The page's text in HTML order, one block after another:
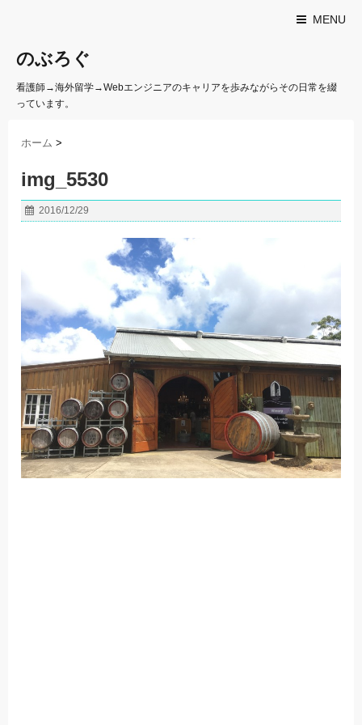
MENU
のぶろぐ
看護師→海外留学→Webエンジニアのキャリアを歩みながらその日常を綴
っています。
ホーム >
img_5530
2016/12/29